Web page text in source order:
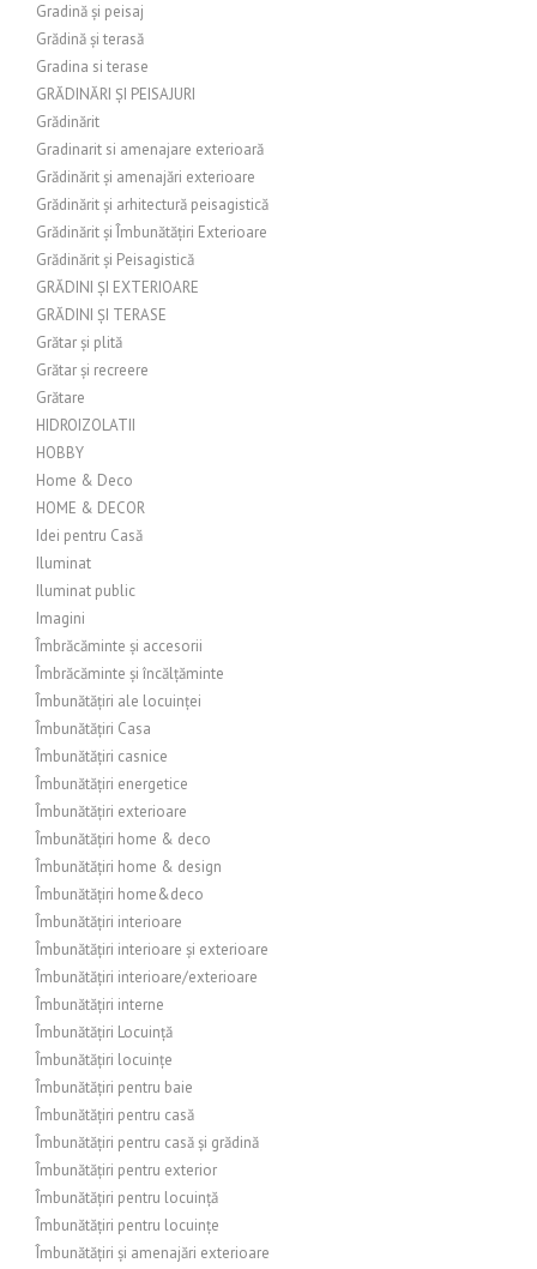
Gradină și peisaj
Grădină și terasă
Gradina si terase
GRĂDINĂRI ȘI PEISAJURI
Grădinărit
Gradinarit si amenajare exterioară
Grădinărit și amenajări exterioare
Grădinărit și arhitectură peisagistică
Grădinărit și Îmbunătățiri Exterioare
Grădinărit și Peisagistică
GRĂDINI ȘI EXTERIOARE
GRĂDINI ȘI TERASE
Grătar și plită
Grătar și recreere
Grătare
HIDROIZOLATII
HOBBY
Home & Deco
HOME & DECOR
Idei pentru Casă
Iluminat
Iluminat public
Imagini
Îmbrăcăminte și accesorii
Îmbrăcăminte și încălțăminte
Îmbunătățiri ale locuinței
Îmbunătățiri Casa
Îmbunătățiri casnice
Îmbunătățiri energetice
Îmbunătățiri exterioare
Îmbunătățiri home & deco
Îmbunătățiri home & design
Îmbunătățiri home&deco
Îmbunătățiri interioare
Îmbunătățiri interioare și exterioare
Îmbunătățiri interioare/exterioare
Îmbunătățiri interne
Îmbunătățiri Locuință
Îmbunătățiri locuințe
Îmbunătățiri pentru baie
Îmbunătățiri pentru casă
Îmbunătățiri pentru casă și grădină
Îmbunătățiri pentru exterior
Îmbunătățiri pentru locuință
Îmbunătățiri pentru locuințe
Îmbunătățiri și amenajări exterioare